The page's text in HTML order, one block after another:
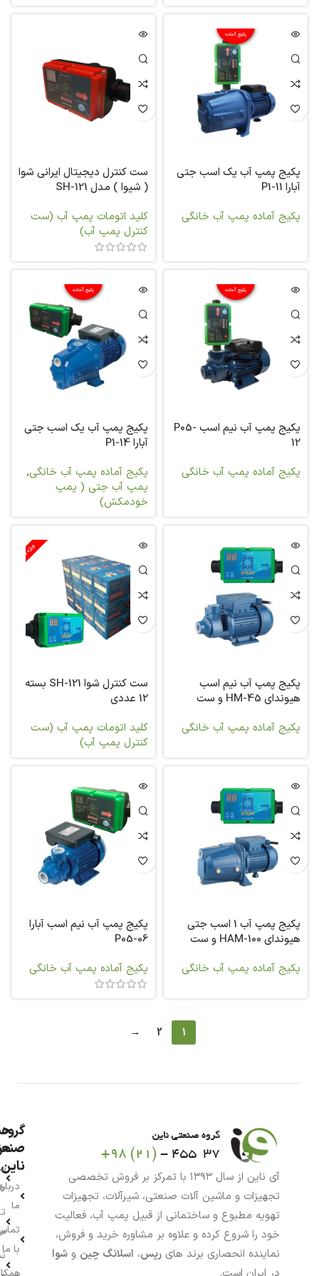
پکیج پمپ آب یک اسب جتی
آبارا P1-11
پکیج آماده پمپ آب خانگی
ست کنترل دیجیتال ایرانی شوا
( شیوا ) مدل SH-121
کلید اتومات پمپ آب (ست
کنترل پمپ آب)
پکیج پمپ آب نیم اسب P05-
12
پکیج آماده پمپ آب خانگی
پکیج پمپ آب یک اسب جتی
آبارا P1-14
پکیج آماده پمپ آب خانگی,
پمپ آب جتی ( پمپ
خودمکش)
پکیج پمپ آب نیم اسب
هیوندای HM-45 و ست
پکیج آماده پمپ آب خانگی
ست کنترل شوا SH-121 بسته
12 عددی
کلید اتومات پمپ آب (ست
کنترل پمپ آب)
پکیج پمپ آب 1 اسب جتی
هیوندای HAM-100 و ست
پکیج آماده پمپ آب خانگی
پکیج پمپ آب نیم اسب آبارا
P05-06
پکیج آماده پمپ آب خانگی
1
2
→
آی ناین از سال ۱۳۹۳ با تمرکز بر فروش تخصصی
تجهیزات و ماشین آلات صنعتی، شیرآلات، تجهیزات
تهویه مطبوع و ساختمانی از قبیل پمپ آب، فعالیت
خود را شروع کرده و علاوه بر مشاوره خرید و فروش،
نماینده انحصاری برند های رپس، اسلانگ چین و شوا
گروه
ناین
ما
با ما